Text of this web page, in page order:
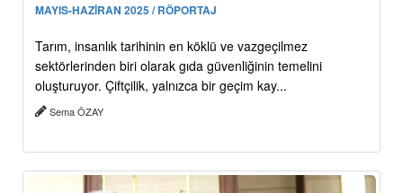
MAYIS-HAZİRAN 2025 / RÖPORTAJ
Tarım, insanlık tarihinin en köklü ve vazgeçilmez
sektörlerinden biri olarak gıda güvenliğinin temelini
oluşturuyor. Çiftçilik, yalnızca bir geçim kay...
Sema ÖZAY